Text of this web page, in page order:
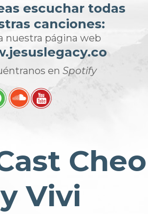
escuchar todas
canciones:
nuestra página web
en Spotify
Cheo
y Vivi